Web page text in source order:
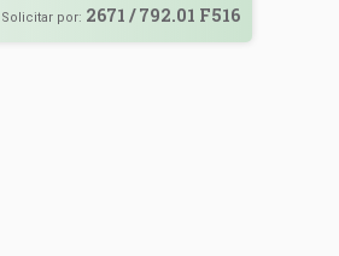
Solicitar por: 2671 / 792.01 F516